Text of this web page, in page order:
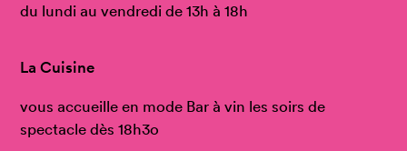
du lundi au vendredi de 13h à 18h
La Cuisine
vous accueille en mode Bar à vin les soirs de
spectacle dès 18h3o